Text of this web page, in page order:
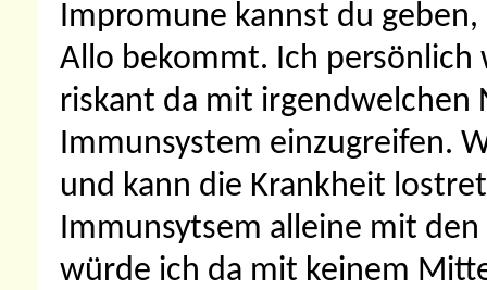
Impromune kannst du
Allo bekommt. Ich persönlich
riskant da mit irgendwelchen
Immunsystem einzugreifen.
und kann die Krankheit
Immunsytsem alleine mit
würde ich da mit keinem